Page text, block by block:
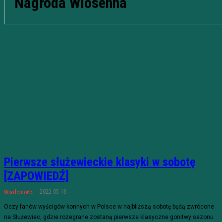
Pierwsze służewieckie klasyki w sobotę
[ZAPOWIEDŹ]
Wiadomości 2022-05-13
Oczy fanów wyścigów konnych w Polsce w najbliższą sobotę będą zwrócone
na Służewiec, gdzie rozegrane zostaną pierwsze klasyczne gonitwy sezonu